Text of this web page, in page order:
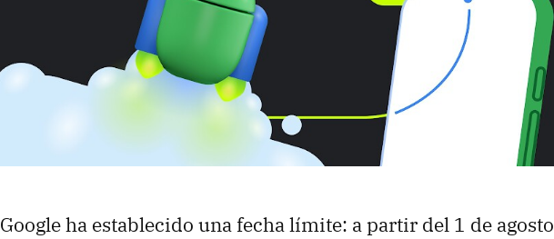
Google ha establecido una fecha límite: a partir del 1 de agosto